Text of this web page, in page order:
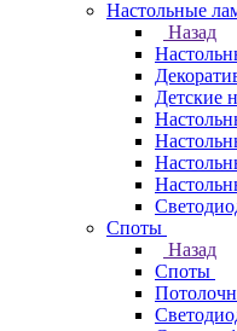
Настольные
Назад
Детские
Споты
Назад
Споты